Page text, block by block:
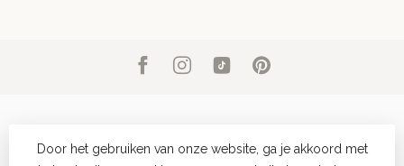
Door het gebruiken van onze website, ga je akkoord met